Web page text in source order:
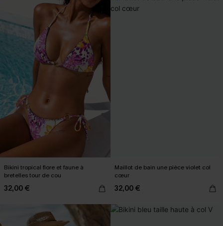
Bikini tropical flore et faune à
bretelles tour de cou
32,00 €
Maillot de bain une pièce violet col
cœur
32,00 €